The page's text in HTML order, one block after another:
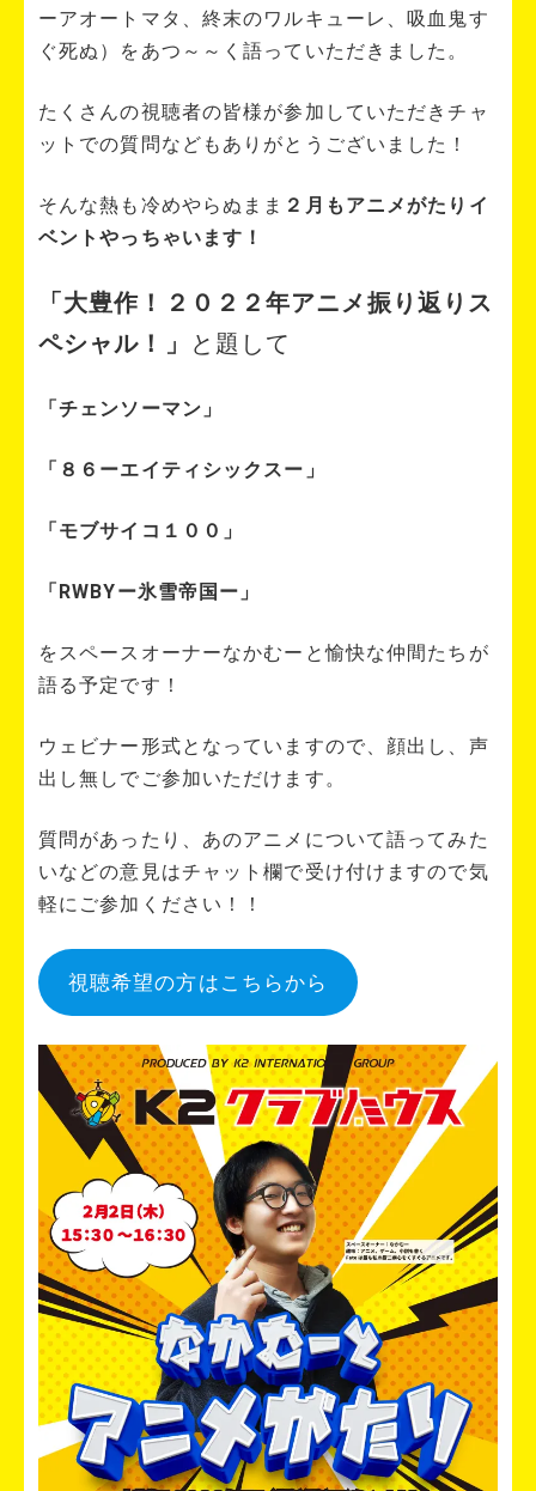
ーアオートマタ、終末のワルキューレ、吸血鬼す
ぐ死ぬ）をあつ～～く語っていただきました。
たくさんの視聴者の皆様が参加していただきチャ
ットでの質問などもありがとうございました！
そんな熱も冷めやらぬまま ２月もアニメがたりイ
ベントやっちゃいます！
「大豊作！２０２２年アニメ振り返りス
ペシャル！」
と題して
「チェンソーマン」
「８６ーエイティシックスー」
「モブサイコ１００」
「RWBYー氷雪帝国ー」
をスペースオーナーなかむーと愉快な仲間たちが
語る予定です！
ウェビナー形式となっていますので、顔出し、声
出し無しでご参加いただけます。
質問があったり、あのアニメについて語ってみた
いなどの意見はチャット欄で受け付けますので気
軽にご参加ください！！
視聴希望の方はこちらから